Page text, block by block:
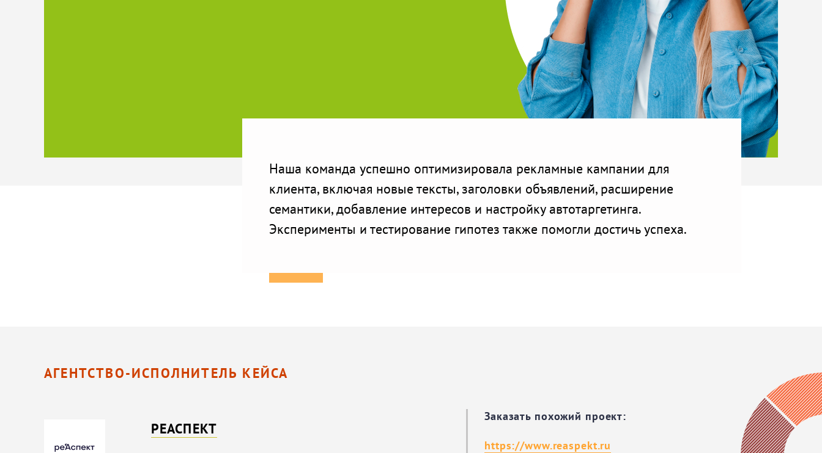
Наша команда успешно оптимизировала рекламные кампании для
клиента, включая новые тексты, заголовки объявлений, расширение
семантики, добавление интересов и настройку автотаргетинга.
Эксперименты и тестирование гипотез также помогли достичь успеха.
АГЕНТСТВО-ИСПОЛНИТЕЛЬ КЕЙСА
РЕАСПЕКТ
Заказать похожий проект:
https://www.reaspekt.ru